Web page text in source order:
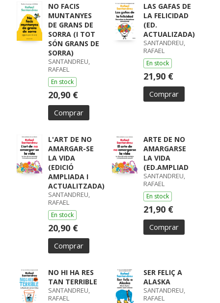
NO FACIS
MUNTANYES
DE GRANS DE
SORRA (I TOT
SÓN GRANS DE
SORRA)
SANTANDREU,
RAFAEL
En stock
20,90 €
Comprar
LAS GAFAS DE
LA FELICIDAD
(ED.
ACTUALIZADA)
SANTANDREU,
RAFAEL
En stock
21,90 €
Comprar
L'ART DE NO
AMARGAR-SE
LA VIDA
(EDICIÓ
AMPLIADA I
ACTUALITZADA)
SANTANDREU,
RAFAEL
En stock
20,90 €
Comprar
ARTE DE NO
AMARGARSE
LA VIDA
(ED.AMPLIAD
SANTANDREU,
RAFAEL
En stock
21,90 €
Comprar
NO HI HA RES
TAN TERRIBLE
SANTANDREU,
RAFAEL
SER FELIÇ A
ALASKA
SANTANDREU,
RAFAEL